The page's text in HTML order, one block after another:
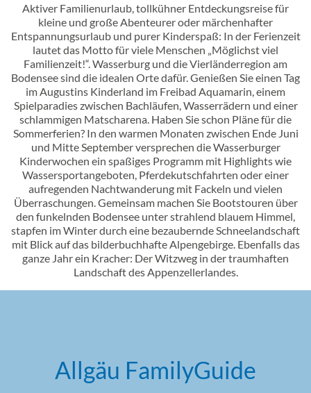
Inhalt
Aktiver Familienurlaub, tollkühner Entdeckungsreise für
kleine und große Abenteurer oder märchenhafter
Entspannungsurlaub und purer Kinderspaß: In der Ferienzeit
lautet das Motto für viele Menschen „Möglichst viel
Familienzeit!“. Wasserburg und die Vierländerregion am
Bodensee sind die idealen Orte dafür. Genießen Sie einen Tag
im Augustins Kinderland im Freibad Aquamarin, einem
Spielparadies zwischen Bachläufen, Wasserrädern und einer
schlammigen Matscharena. Haben Sie schon Pläne für die
Sommerferien? In den warmen Monaten zwischen Ende Juni
und Mitte September versprechen die Wasserburger
Kinderwochen ein spaßiges Programm mit Highlights wie
Wassersportangeboten, Pferdekutschfahrten oder einer
aufregenden Nachtwanderung mit Fackeln und vielen
Überraschungen. Gemeinsam machen Sie Bootstouren über
den funkelnden Bodensee unter strahlend blauem Himmel,
stapfen im Winter durch eine bezaubernde Schneelandschaft
mit Blick auf das bilderbuchhafte Alpengebirge. Ebenfalls das
ganze Jahr ein Kracher: Der Witzweg in der traumhaften
Landschaft des Appenzellerlandes.
Allgäu FamilyGuide